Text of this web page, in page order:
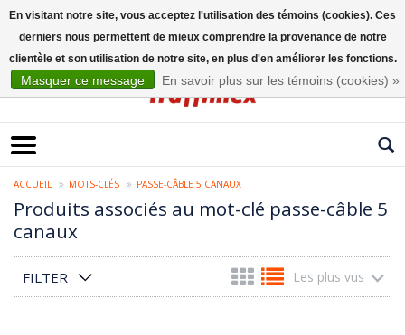
ACCUEIL MOTS-CLÉS PASSE-CÂBLE 5 CANAUX
Produits associés au mot-clé passe-câble 5
canaux
FILTER Les plus vus
En visitant notre site, vous acceptez l'utilisation des témoins (cookies). Ces
derniers nous permettent de mieux comprendre la provenance de notre
clientèle et son utilisation de notre site, en plus d'en améliorer les fonctions.
Masquer ce message En savoir plus sur les témoins (cookies) »